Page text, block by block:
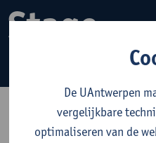
Stage
De UAntwerpen
vergelijkbare
optimaliseren van de